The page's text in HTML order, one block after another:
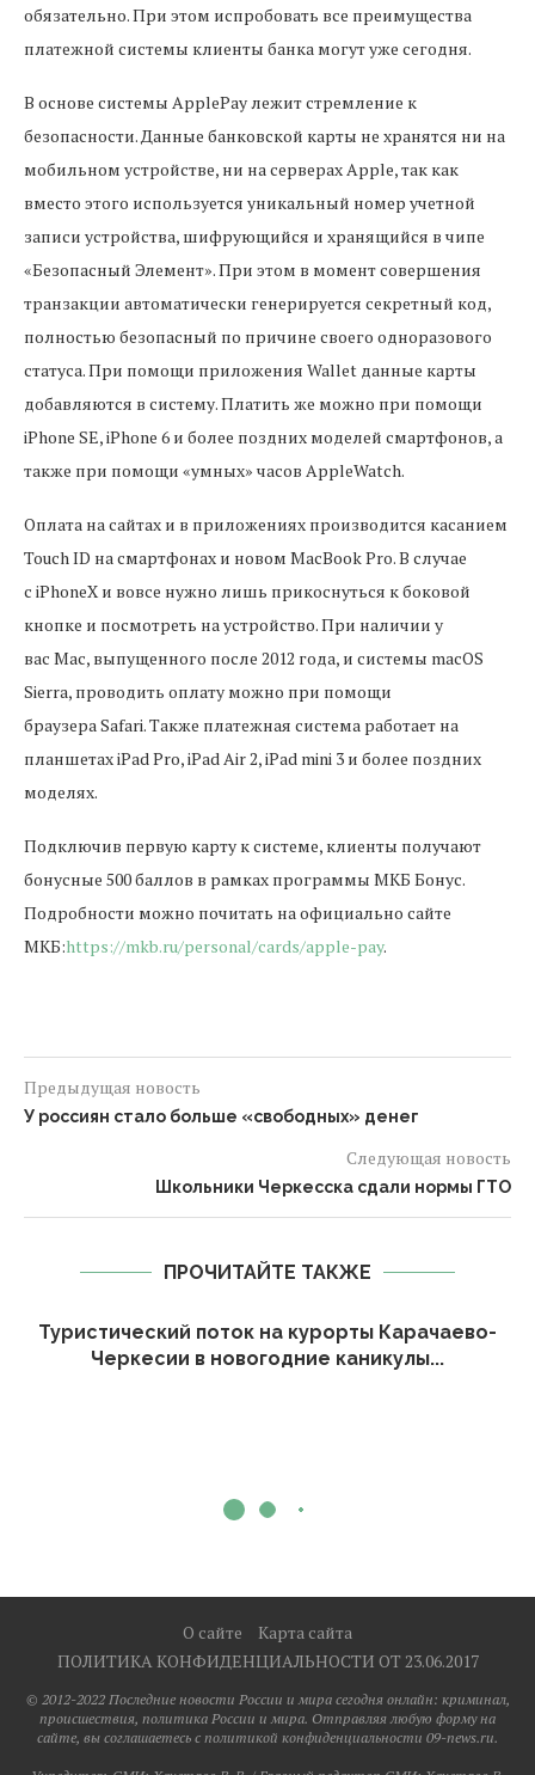
обязательно. При этом испробовать все преимущества
платежной системы клиенты банка могут уже сегодня.
В основе системы ApplePay лежит стремление к
безопасности. Данные банковской карты не хранятся ни на
мобильном устройстве, ни на серверах Apple, так как
вместо этого используется уникальный номер учетной
записи устройства, шифрующийся и хранящийся в чипе
«Безопасный Элемент». При этом в момент совершения
транзакции автоматически генерируется секретный код,
полностью безопасный по причине своего одноразового
статуса. При помощи приложения Wallet данные карты
добавляются в систему. Платить же можно при помощи
iPhone SE, iPhone 6 и более поздних моделей смартфонов, а
также при помощи «умных» часов AppleWatch.
Оплата на сайтах и в приложениях производится касанием
Touch ID на смартфонах и новом MacBook Pro. В случае
с iPhoneX и вовсе нужно лишь прикоснуться к боковой
кнопке и посмотреть на устройство. При наличии у
вас Mac, выпущенного после 2012 года, и системы macOS
Sierra, проводить оплату можно при помощи
браузера Safari. Также платежная система работает на
планшетах iPad Pro, iPad Air 2, iPad mini 3 и более поздних
моделях.
Подключив первую карту к системе, клиенты получают
бонусные 500 баллов в рамках программы МКБ Бонус.
Подробности можно почитать на официально сайте
МКБ:https://mkb.ru/personal/cards/apple-pay.
Предыдущая новость
У россиян стало больше «свободных» денег
Следующая новость
Школьники Черкесска сдали нормы ГТО
ПРОЧИТАЙТЕ ТАКЖЕ
Туристический поток на курорты Карачаево-
Черкесии в новогодние каникулы...
О сайте
Карта сайта
ПОЛИТИКА КОНФИДЕНЦИАЛЬНОСТИ ОТ 23.06.2017
© 2012-2022 Последние новости России и мира сегодня онлайн: криминал,
происшествия, политика России и мира. Отправляя любую форму на
сайте, вы соглашаетесь с политикой конфиденциальности 09-news.ru.